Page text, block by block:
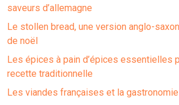
saveurs d’allemagne
Le stollen bread, une version anglo-
de noël
Les épices à pain d’épices essentielles
recette traditionnelle
Les viandes françaises et la